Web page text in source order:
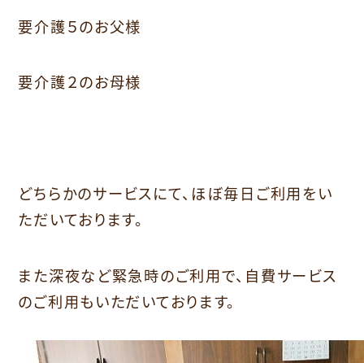
要介護５のお父様
要介護２のお母様
どちらかのサービスにて、ほぼ毎日ご利用をい
ただいております。
また深夜など緊急時のご利用で、自費サービス
のご利用もいただいております。